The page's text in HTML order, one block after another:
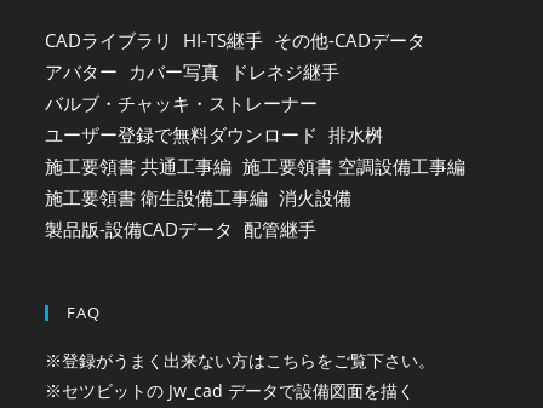
CADライブラリ HI-TS継手 その他-CADデータ
アバター カバー写真
ドレネジ継手
バルブ・チャッキ・ストレーナー
ユーザー登録で無料ダウンロード 排水桝
施工要領書 共通工事編 施工要領書 空調設備工事編
施工要領書 衛生設備工事編 消火設備
製品版-設備CADデータ 配管継手
FAQ
※登録がうまく出来ない方はこちらをご覧下さい。
※セツビットの Jw_cad データで設備図面を描く